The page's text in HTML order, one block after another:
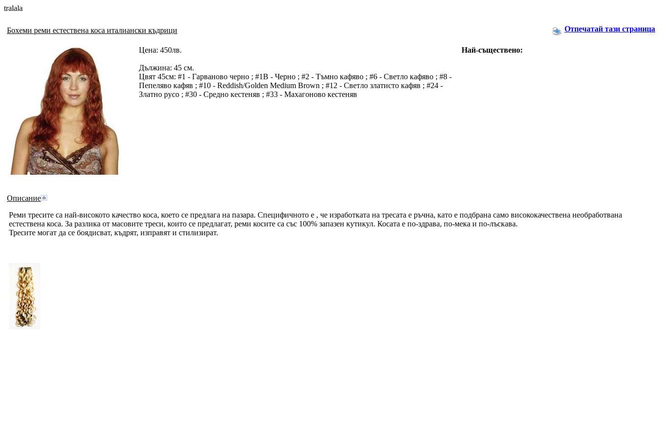
tralala
Бохеми реми естествена коса италиански къдрици Отпечатай тази страница
Цена: 450лв.
Дължина: 45 см.
Цвят 45см: #1 - Гарваново черно ; #1B - Черно ; #2 - Тъмно кафяво ; #6 - Светло кафяво ; #8 -
Пепеляво кафяв ; #10 - Reddish/Golden Medium Brown ; #12 - Светло златисто кафяв ; #24 -
Златно русо ; #30 - Средно кестеняв ; #33 - Махагоново кестеняв
Най-съществено:
Описание
Реми тресите са най-високото качество коса, което се предлага на пазара. Специфичното е , че изработката на тресата е ръчна, като е подбрана само висококачествена необработвана
естествена коса. За разлика от масовите треси, които се предлагат, реми косите са със 100% запазен кутикул. Косата е по-здрава, по-мека и по-лъскава.
Тресите могат да се боядисват, къдрят, изправят и стилизират.